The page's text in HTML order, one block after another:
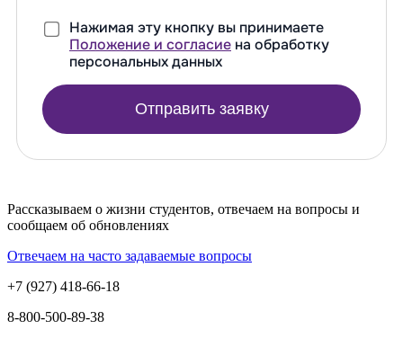
Нажимая эту кнопку вы принимаете
Положение и согласие на обработку
персональных данных
Отправить заявку
Рассказываем о жизни студентов, отвечаем на вопросы и
сообщаем об обновлениях
Отвечаем на часто задаваемые вопросы
+7 (927) 418-66-18
8-800-500-89-38